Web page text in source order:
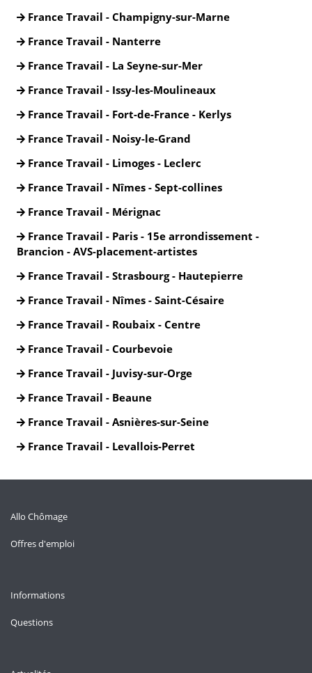
France Travail - Champigny-sur-Marne
France Travail - Nanterre
France Travail - La Seyne-sur-Mer
France Travail - Issy-les-Moulineaux
France Travail - Fort-de-France - Kerlys
France Travail - Noisy-le-Grand
France Travail - Limoges - Leclerc
France Travail - Nîmes - Sept-collines
France Travail - Mérignac
France Travail - Paris - 15e arrondissement -
Brancion - AVS-placement-artistes
France Travail - Strasbourg - Hautepierre
France Travail - Nîmes - Saint-Césaire
France Travail - Roubaix - Centre
France Travail - Courbevoie
France Travail - Juvisy-sur-Orge
France Travail - Beaune
France Travail - Asnières-sur-Seine
France Travail - Levallois-Perret
Allo Chômage
Offres d'emploi
Informations
Questions